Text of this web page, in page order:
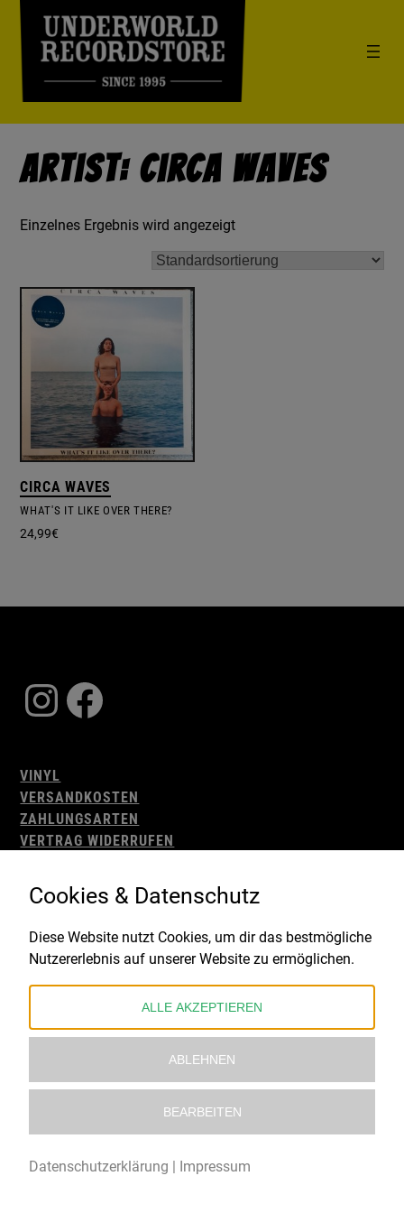
Artist: Circa Waves
Einzelnes Ergebnis wird angezeigt
CIRCA WAVES
WHAT'S IT LIKE OVER THERE?
24,99€
Instagram
Facebook
VINYL
VERSANDKOSTEN
ZAHLUNGSARTEN
VERTRAG WIDERRUFEN
WIDERRUFSBELEHRUNG
IMPRESSUM
Gefördert durch:
Cookies & Datenschutz
Diese Website nutzt Cookies, um dir das bestmögliche
Nutzererlebnis auf unserer Website zu ermöglichen.
ALLE AKZEPTIEREN
ABLEHNEN
BEARBEITEN
Datenschutzerklärung | Impressum